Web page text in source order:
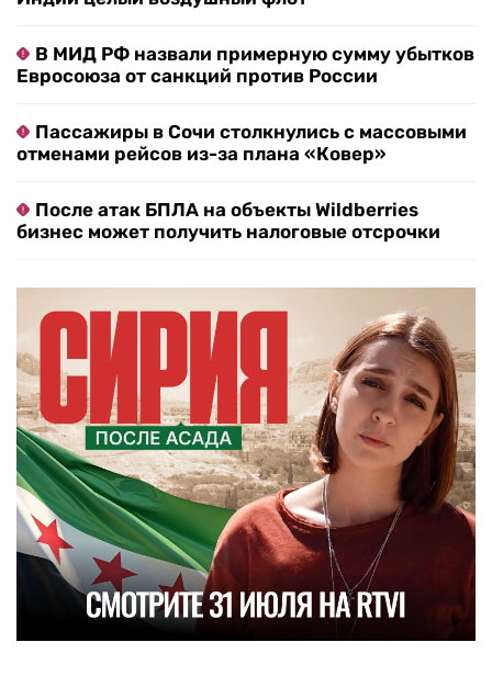
В МИД РФ назвали примерную сумму убытков
Евросоюза от санкций против России
Пассажиры в Сочи столкнулись с массовыми
отменами рейсов из-за плана «Ковер»
После атак БПЛА на объекты Wildberries
бизнес может получить налоговые отсрочки